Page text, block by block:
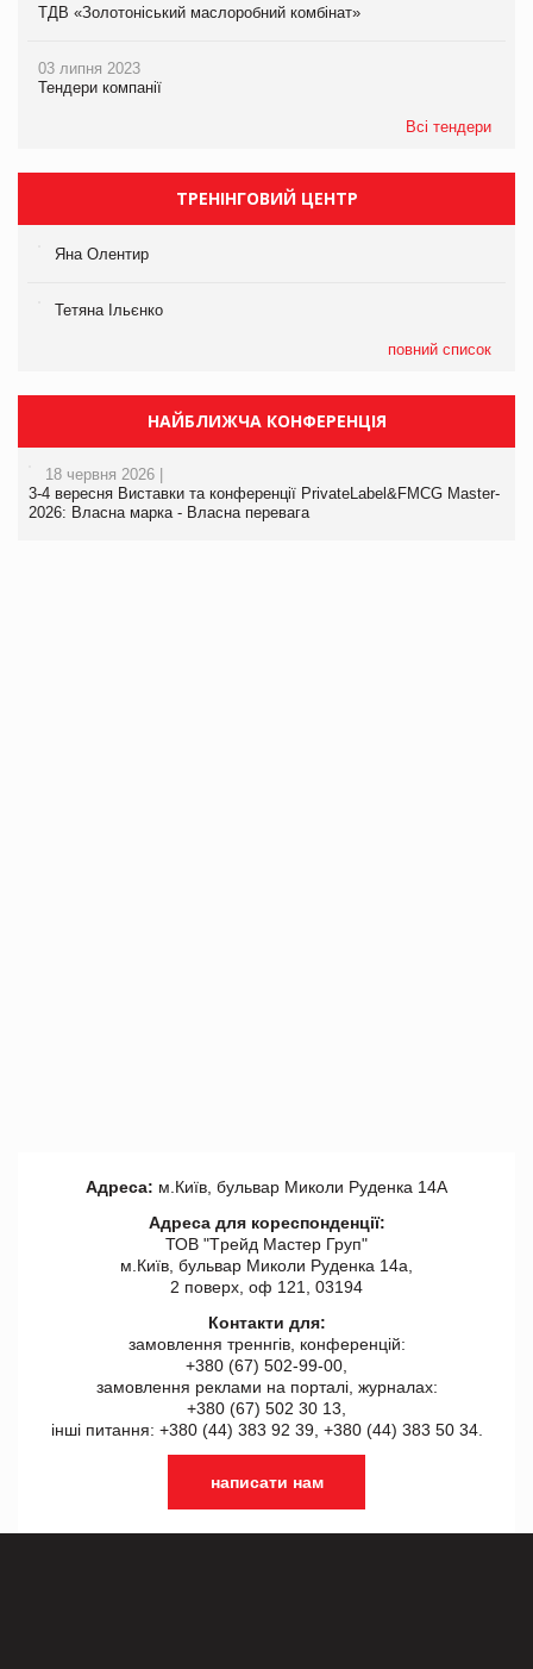
ТДВ «Золотоніський маслоробний комбінат»
03 липня 2023
Тендери компанії
Всі тендери
ТРЕНІНГОВИЙ ЦЕНТР
Яна Олентир
Тетяна Ільєнко
повний список
НАЙБЛИЖЧА КОНФЕРЕНЦІЯ
18 червня 2026 |
3-4 вересня Виставки та конференції PrivateLabel&FMCG Master-
2026: Власна марка - Власна перевага
Адреса: м.Київ, бульвар Миколи Руденка 14А
Адреса для кореспонденції:
ТОВ "Tрейд Мастер Груп"
м.Київ, бульвар Миколи Руденка 14а,
2 поверх, оф 121, 03194
Контакти для:
замовлення треннгів, конференцій:
+380 (67) 502-99-00,
замовлення реклами на порталі, журналах:
+380 (67) 502 30 13,
інші питання: +380 (44) 383 92 39, +380 (44) 383 50 34.
написати нам